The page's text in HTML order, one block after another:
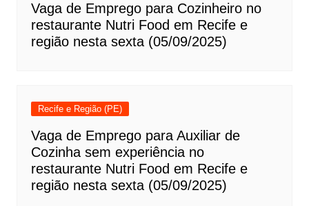
Vaga de Emprego para Cozinheiro no
restaurante Nutri Food em Recife e
região nesta sexta (05/09/2025)
Recife e Região (PE)
Vaga de Emprego para Auxiliar de
Cozinha sem experiência no
restaurante Nutri Food em Recife e
região nesta sexta (05/09/2025)